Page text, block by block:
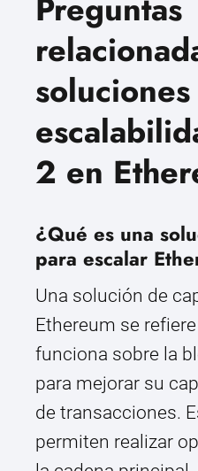
2 en
¿Qué es una
para escalar
Una solución de
Ethereum se
funciona sobre la
para mejorar su
de transacciones.
permiten realizar